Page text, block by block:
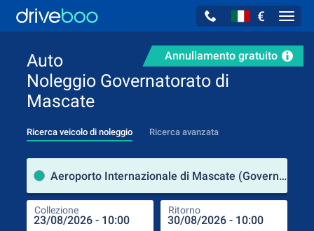
€
Annullamento gratuito
Auto
Noleggio Governatorato di
Mascate
Ricerca veicolo di noleggio Ricerca avanzata
Aeroporto Internazionale di Mascate (Governatorato di Mascate / Oman)
Collezione Ritorno